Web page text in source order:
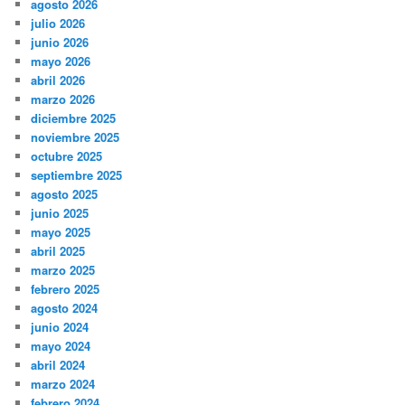
agosto 2026
julio 2026
junio 2026
mayo 2026
abril 2026
marzo 2026
diciembre 2025
noviembre 2025
octubre 2025
septiembre 2025
agosto 2025
junio 2025
mayo 2025
abril 2025
marzo 2025
febrero 2025
agosto 2024
junio 2024
mayo 2024
abril 2024
marzo 2024